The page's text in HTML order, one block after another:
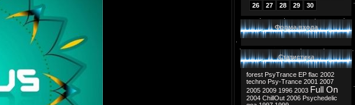
26
27 28 29 30
Форма входа
Статистика
forest PsyTrance EP flac 2002
techno Psy-Trance 2001 2007
2005 2009 1996 2003 Full On
2004 ChillOut 2006 Psychedelic